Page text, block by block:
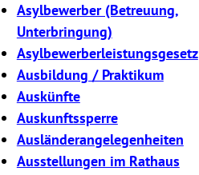
Asylbewerber (Betreuung,
Unterbringung)
Asylbewerberleistungsgesetz
Ausbildung / Praktikum
Auskünfte
Auskunftssperre
Ausländerangelegenheiten
Ausstellungen im Rathaus